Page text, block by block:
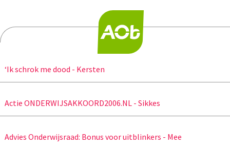
‘Ik schrok me dood - Kersten
Actie ONDERWIJSAKKOORD2006.NL - Sikkes
Advies Onderwijsraad: Bonus voor uitblinkers - Mee